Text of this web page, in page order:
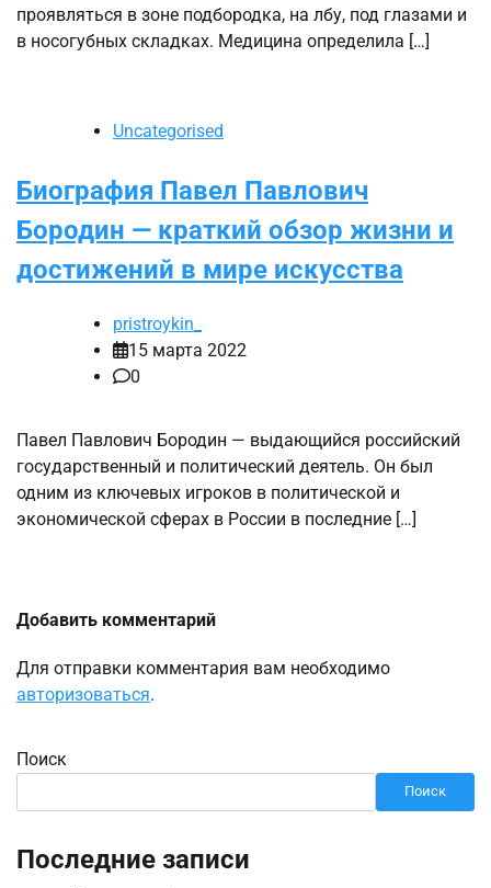
проявляться в зоне подбородка, на лбу, под глазами и
в носогубных складках. Медицина определила […]
Uncategorised
Биография Павел Павлович
Бородин — краткий обзор жизни и
достижений в мире искусства
pristroykin_
15 марта 2022
0
Павел Павлович Бородин — выдающийся российский
государственный и политический деятель. Он был
одним из ключевых игроков в политической и
экономической сферах в России в последние […]
Добавить комментарий
Для отправки комментария вам необходимо
авторизоваться.
Поиск
Поиск
Последние записи